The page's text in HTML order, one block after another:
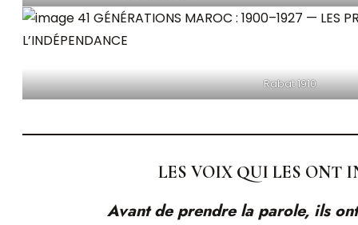
Rabat 1910
LES VOIX QUI LES ONT
Avant de prendre la parole, ils